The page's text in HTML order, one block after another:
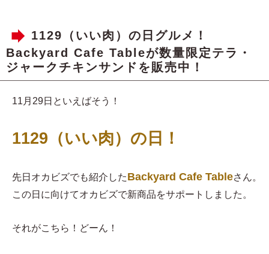
1129（いい肉）の日グルメ！
Backyard Cafe Tableが数量限定テラ・
ジャークチキンサンドを販売中！
11月29日といえばそう！
1129（いい肉）の日！
先日オカビズでも紹介したBackyard Cafe Tableさん。
この日に向けてオカビズで新商品をサポートしました。
それがこちら！どーん！